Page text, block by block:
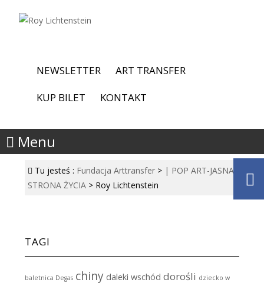
NEWSLETTER
ART TRANSFER
KUP BILET
KONTAKT
Menu
Tu jesteś : Fundacja Arttransfer > | POP ART-JASNA
STRONA ŻYCIA > Roy Lichtenstein
TAGI
baletnica Degas chiny daleki wschód dorośli dziecko w